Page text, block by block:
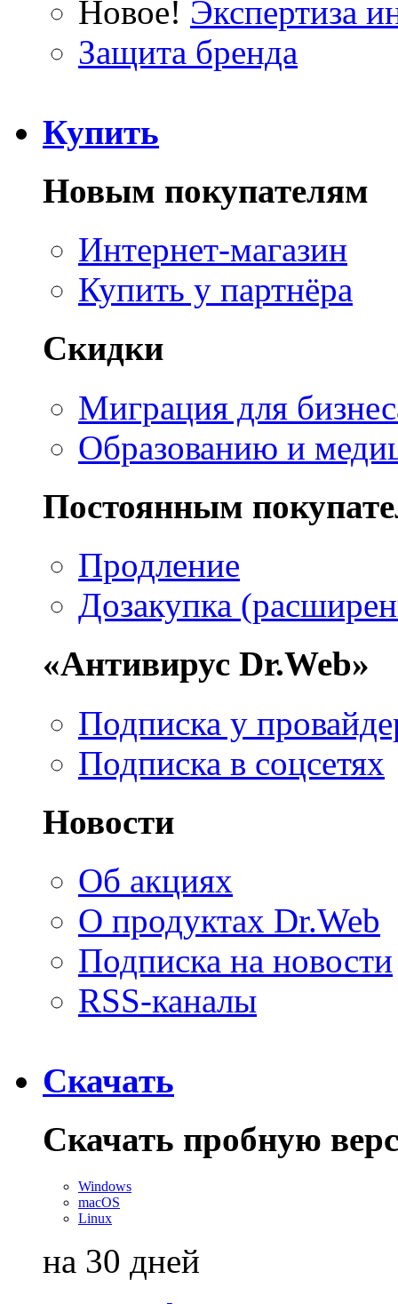
Новое! Экспертиза
Защита бренда
Купить
Новым покупателям
Интернет-магазин
Купить у партнёра
Скидки
Миграция для
Образованию и
Постоянным
Продление
Дозакупка
«Антивирус Dr.Web»
Подписка у
Подписка в соцсетях
Новости
Об акциях
О продуктах Dr.Web
Подписка на новости
RSS-каналы
Скачать
Скачать пробную
Windows
macOS
Linux
на 30 дней